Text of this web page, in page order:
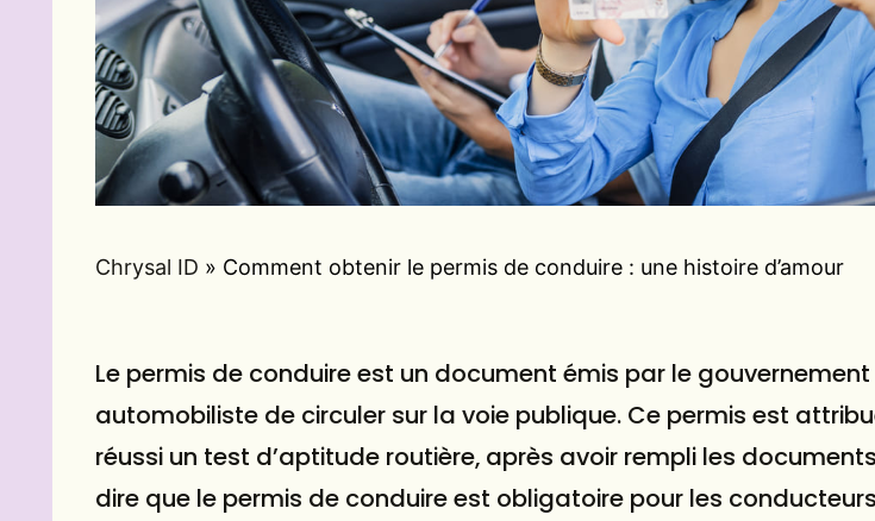
Chrysal ID » Comment obtenir le permis de conduire : une histoire d’amour
Le permis de conduire est un document émis par le
automobiliste de circuler sur la voie publique. Ce permis est
réussi un test d’aptitude routière, après avoir rempli les
dire que le permis de conduire est obligatoire pour les